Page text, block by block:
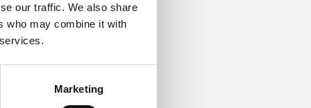
our traffic. We also share
who may combine it with
Marketing
de almindelige